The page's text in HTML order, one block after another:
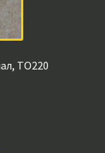
TO220